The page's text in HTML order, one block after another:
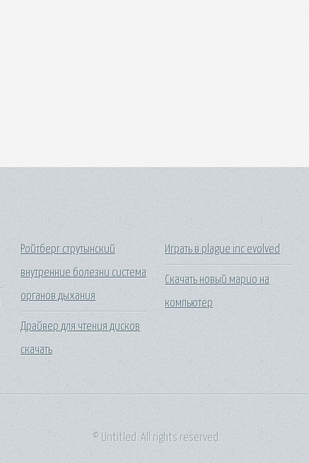
Ройтберг струтынский
внутренние болезни система
органов дыхания
Драйвер для чтения дисков
скачать
Играть в plague inc evolved
Скачать новый марио на
компьютер
© Untitled. All rights reserved.